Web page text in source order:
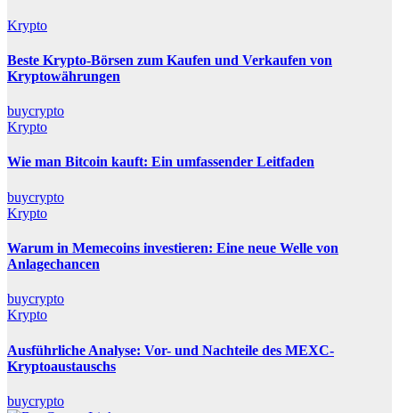
Krypto
Beste Krypto-Börsen zum Kaufen und Verkaufen von
Kryptowährungen
buycrypto
Krypto
Wie man Bitcoin kauft: Ein umfassender Leitfaden
buycrypto
Krypto
Warum in Memecoins investieren: Eine neue Welle von
Anlagechancen
buycrypto
Krypto
Ausführliche Analyse: Vor- und Nachteile des MEXC-
Kryptoaustauschs
buycrypto